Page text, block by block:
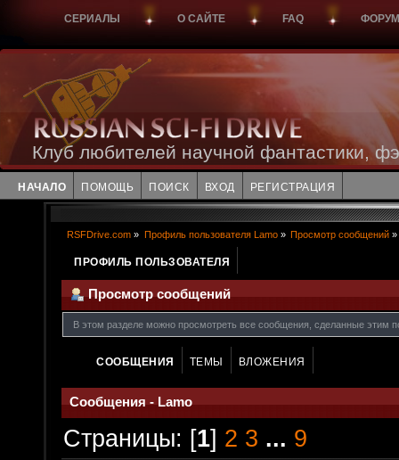
СЕРИАЛЫ О САЙТЕ FAQ ФОРУМ
Клуб любителей научной фантастики,
НАЧАЛО ПОМОЩЬ ПОИСК ВХОД РЕГИСТРАЦИЯ
RSFDrive.com » Профиль пользователя Lamo» Просмотр сообщений»
ПРОФИЛЬ ПОЛЬЗОВАТЕЛЯ
Просмотр сообщений
В этом разделе можно просмотреть все сообщения, сделанные этим
СООБЩЕНИЯ ТЕМЫ ВЛОЖЕНИЯ
Сообщения - Lamo
Страницы: [1] 2 3 ... 9